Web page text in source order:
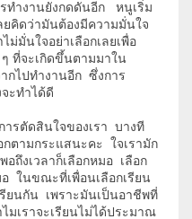
ทำงานยังกดดันอีก หนูเริ่ม
คิดว่ามันต้องมีความมั่นใจ
มั่นใจอย่าเลือกเลยเพื่อ
ที่จะเกิดขึ้นตามมาใน
กไปทำงานอีก ซึ่งการ
ะทำได้ดี
รตัดสินใจของเรา บางที
ตามกระแสนะคะ ใจเรามัก
อถึงเวลาก็เลือกหมอ เลือก
ในขณะที่เพื่อนเลือกเรียน
ยนกัน เพราะมันเป็นอาชีพที่
มเราจะเรียนไม่ได้ประมาณ